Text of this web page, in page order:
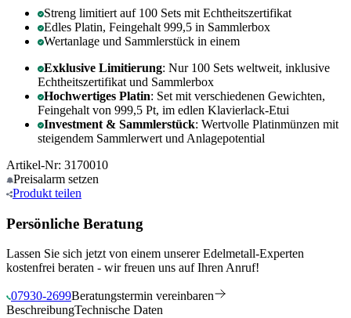
Streng limitiert auf 100 Sets mit Echtheitszertifikat
Edles Platin, Feingehalt 999,5 in Sammlerbox
Wertanlage und Sammlerstück in einem
Exklusive Limitierung: Nur 100 Sets weltweit, inklusive
Echtheitszertifikat und Sammlerbox
Hochwertiges Platin: Set mit verschiedenen Gewichten,
Feingehalt von 999,5 Pt, im edlen Klavierlack-Etui
Investment & Sammlerstück: Wertvolle Platinmünzen mit
steigendem Sammlerwert und Anlagepotential
Artikel-Nr: 3170010
Preisalarm setzen
Produkt teilen
Persönliche Beratung
Lassen Sie sich jetzt von einem unserer Edelmetall-Experten
kostenfrei beraten - wir freuen uns auf Ihren Anruf!
07930-2699Beratungstermin vereinbaren
BeschreibungTechnische Daten